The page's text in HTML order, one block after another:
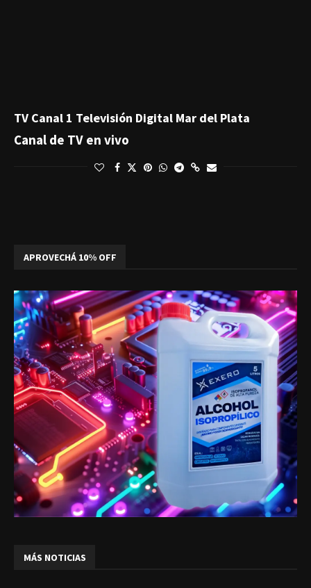
TV Canal 1 Televisión Digital Mar del Plata
Canal de TV en vivo
APROVECHÁ 10% OFF
MÁS NOTICIAS